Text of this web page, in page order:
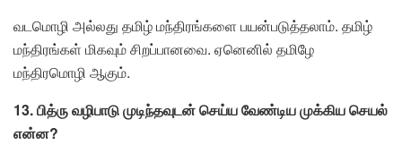
வடமொழி அல்லது தமிழ் மந்திரங்களை பயன்படுத்தலாம். தமிழ்
மந்திரங்கள் மிகவும் சிறப்பானவை. ஏனெனில் தமிழே
மந்திரமொழி ஆகும்.
13. பித்ரு வழிபாடு முடிந்தவுடன் செய்ய வேண்டிய முக்கிய செயல்
என்ன?